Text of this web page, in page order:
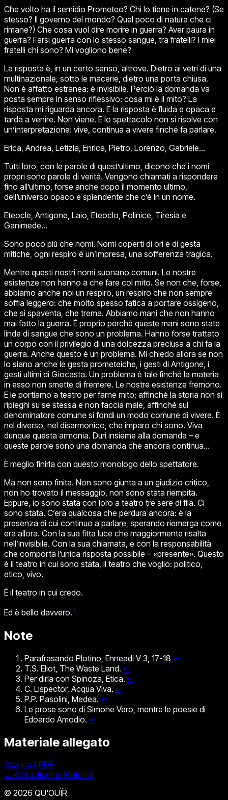
Che volto ha il semidio Prometeo? Chi lo tiene in catene? (Se
stesso? Il governo del mondo? Quel poco di natura che ci
rimane?) Che cosa vuol dire morire in guerra? Aver paura in
guerra? Farsi guerra con lo stesso sangue, tra fratelli? I miei
fratelli chi sono? Mi vogliono bene?
La risposta è, in un certo senso, altrove. Dietro ai vetri di una
multinazionale, sotto le macerie, dietro una porta chiusa.
Non è affatto estranea: è invisibile. Perciò la domanda va
posta sempre in senso riflessivo: cosa mi è il mito? La
risposta mi riguarda ancora. E la risposta è fluida e opaca e
tarda a venire. Non viene. E lo spettacolo non si risolve con
un’interpretazione: vive, continua a vivere finché fa parlare.
Erica, Andrea, Letizia, Enrica, Pietro, Lorenzo, Gabriele…
Tutti loro, con le parole di quest’ultimo, dicono che i nomi
propri sono parole di verità. Vengono chiamati a rispondere
fino all’ultimo, forse anche dopo il momento ultimo,
dell’universo opaco e splendente che c’è in un nome.
Eteocle, Antigone, Laio, Eteoclo, Polinice, Tiresia e
Ganimede…
Sono poco più che nomi. Nomi coperti di ori e di gesta
mitiche, ogni respiro è un’impresa, una sofferenza tragica.
Mentre questi nostri nomi suonano comuni. Le nostre
esistenze non hanno a che fare col mito. Se non che, forse,
abbiamo anche noi un respiro, un respiro che non sempre
soffia leggero: che molto spesso fatica a portare ossigeno,
che si spaventa, che trema. Abbiamo mani che non hanno
mai fatto la guerra. È proprio perché queste mani sono state
linde di sangue che sono un problema. Hanno forse trattato
un corpo con il privilegio di una dolcezza preclusa a chi fa la
guerra. Anche questo è un problema. Mi chiedo allora se non
lo siano anche le gesta prometeiche, i gesti di Antigone, i
gesti ultimi di Giocasta. Un problema è tale finché la materia
in esso non smette di fremere. Le nostre esistenze fremono.
E le portiamo a teatro per farne mito: affinché la storia non si
ripieghi su se stessa e non faccia male, affinché sul
denominatore comune si fondi un modo comune di vivere. È
nel diverso, nel disarmonico, che imparo chi sono. Viva
dunque questa armonia. Duri insieme alla domanda – e
queste parole sono una domanda che ancora continua…
È meglio finirla con questo monologo dello spettatore.
Ma non sono finita. Non sono giunta a un giudizio critico,
non ho trovato il messaggio, non sono stata riempita.
Eppure, io sono stata con loro a teatro tre sere di fila. Ci
sono stata. C’era qualcosa che perdura ancora: è la
presenza di cui continuo a parlare, sperando riemerga come
era allora. Con la sua fitta luce che maggiormente risalta
nell’invisibile. Con la sua chiamata, e con la responsabilità
che comporta l’unica risposta possibile – «presente». Questo
è il teatro in cui sono stata, il teatro che voglio: politico,
etico, vivo.
È il teatro in cui credo.
Ed è bello davvero.6
Note
Parafrasando Plotino, Enneadi V 3, 17-18 ↩
T.S. Eliot, The Waste Land. ↩
Per dirla con Spinoza, Etica. ↩
C. Lispector, Acqua Viva. ↩
P.P. Pasolini, Medea. ↩
Le prose sono di Simone Vero, mentre le poesie di
Edoardo Amodio. ↩
Materiale allegato
Scarica il PDF
← Altri articoli in Materiali
© 2026 QU'OUÏR